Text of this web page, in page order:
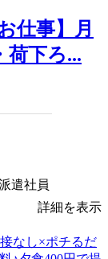
仕事】月
荷下ろ...
遣社員
詳細を表示